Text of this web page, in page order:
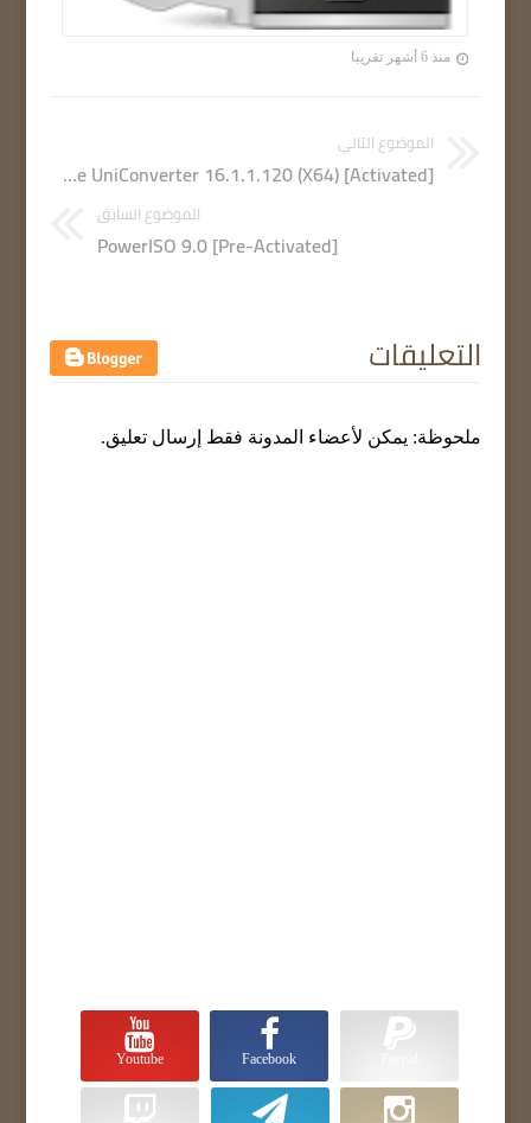
منذ 6 أشهر تقريبا
الموضوع التالي
Wondershare UniConverter 16.1.1.120 (X64) [Activated]
الموضوع السابق
PowerISO 9.0 [Pre-Activated]
التعليقات
ملحوظة: يمكن لأعضاء المدونة فقط إرسال تعليق.
Facebook
Youtube